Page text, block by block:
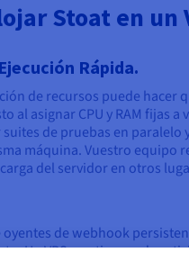
Stoat en un
Rápida.
de recursos puede hacer
al asignar CPU y RAM fijas
de pruebas en paralelo
máquina. Vuestro equipo
del servidor en otros
de webhook
Un VPS con tiempo de